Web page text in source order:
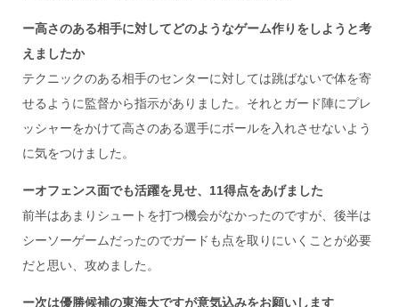
ー高さのある相手に対してどのようなゲーム作りをしようと考
えましたか
テクニックのある相手のセンターに対しては跳ばないで体を寄
せるように監督から指示がありました。それとガード陣にプレ
ッシャーをかけて高さのある選手にボールを入れさせないよう
に気をつけました。
ーオフェンス面でも活躍を見せ、11得点をあげました
前半はあまりシュートを打つ機会がなかったのですが、後半は
シーソーゲームだったのでガードも点を取りにいくことが必要
だと思い、攻めました。
ー次は優勝候補の東海大ですが意気込みをお願いします